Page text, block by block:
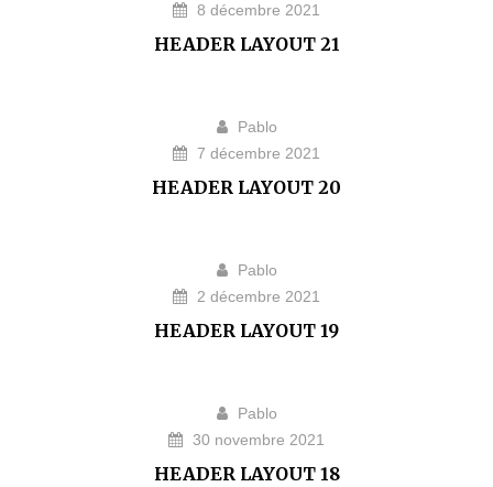
8 décembre 2021
HEADER LAYOUT 21
Pablo
7 décembre 2021
HEADER LAYOUT 20
Pablo
2 décembre 2021
HEADER LAYOUT 19
Pablo
30 novembre 2021
HEADER LAYOUT 18